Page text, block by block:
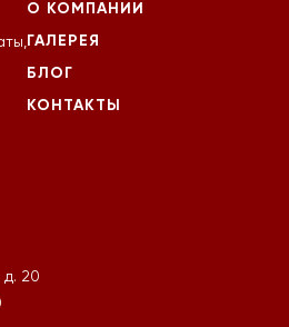
О КОМПАНИИ
ГАЛЕРЕЯ
БЛОГ
КОНТАКТЫ
д. 20